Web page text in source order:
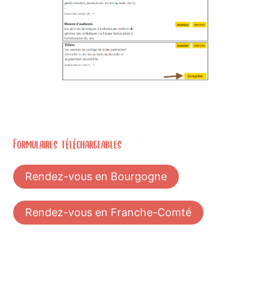
Formulaires téléchargeables
Rendez-vous en Bourgogne
Rendez-vous en Franche-Comté